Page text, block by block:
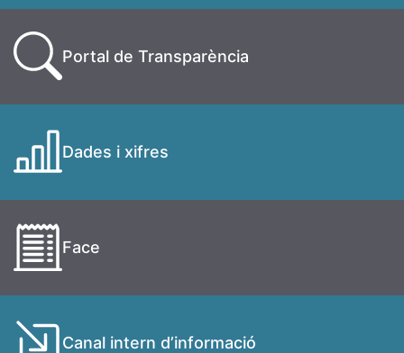
Portal de Transparència
Dades i xifres
Face
Canal intern d’informació